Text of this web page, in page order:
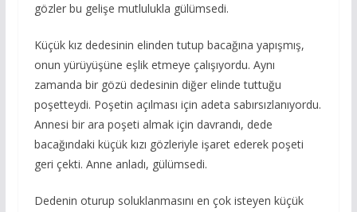
gözler bu gelişe mutlulukla gülümsedi.
Küçük kız dedesinin elinden tutup bacağına yapışmış,
onun yürüyüşüne eşlik etmeye çalışıyordu. Aynı
zamanda bir gözü dedesinin diğer elinde tuttuğu
poşetteydi. Poşetin açılması için adeta sabırsızlanıyordu.
Annesi bir ara poşeti almak için davrandı, dede
bacağındaki küçük kızı gözleriyle işaret ederek poşeti
geri çekti. Anne anladı, gülümsedi.
Dedenin oturup soluklanmasını en çok isteyen küçük